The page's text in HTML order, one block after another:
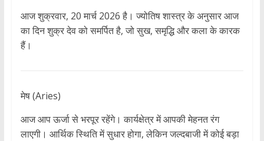
आज शुक्रवार, 20 मार्च 2026 है। ज्योतिष शास्त्र के अनुसार आज
का दिन शुक्र देव को समर्पित है, जो सुख, समृद्धि और कला के कारक
हैं।
मेष (Aries)
आज आप ऊर्जा से भरपूर रहेंगे। कार्यक्षेत्र में आपकी मेहनत रंग
लाएगी। आर्थिक स्थिति में सुधार होगा, लेकिन जल्दबाजी में कोई बड़ा